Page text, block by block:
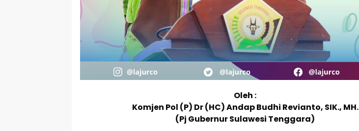
Oleh :
Komjen Pol (P) Dr (HC) Andap Budhi Revianto, SIK., MH.
(Pj Gubernur Sulawesi Tenggara)